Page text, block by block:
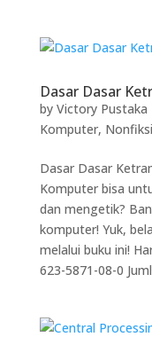
Dasar Dasar
by Victory Pustaka
Komputer, Nonfiksi
Dasar Dasar
Komputer bisa
dan mengetik?
komputer! Yuk,
melalui buku ini!
623-5871-08-0